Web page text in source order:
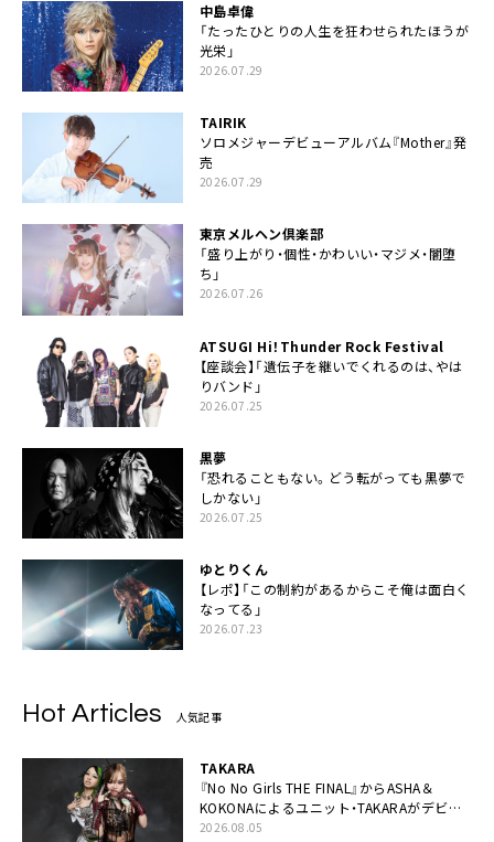
中島卓偉
「たったひとりの人生を狂わせられたほうが
光栄」
2026.07.29
TAIRIK
ソロメジャーデビューアルバム『Mother』発
売
2026.07.29
東京メルヘン倶楽部
「盛り上がり・個性・かわいい・マジメ・闇堕
ち」
2026.07.26
ATSUGI Hi！Thunder Rock Festival
【座談会】「遺伝子を継いでくれるのは、やは
りバンド」
2026.07.25
黒夢
「恐れることもない。どう転がっても黒夢で
しかない」
2026.07.25
ゆとりくん
【レポ】「この制約があるからこそ俺は面白く
なってる」
2026.07.23
Hot Articles 人気記事
TAKARA
『No No Girls THE FINAL』からASHA＆
KOKONAによるユニット・TAKARAがデビュ
ー
2026.08.05